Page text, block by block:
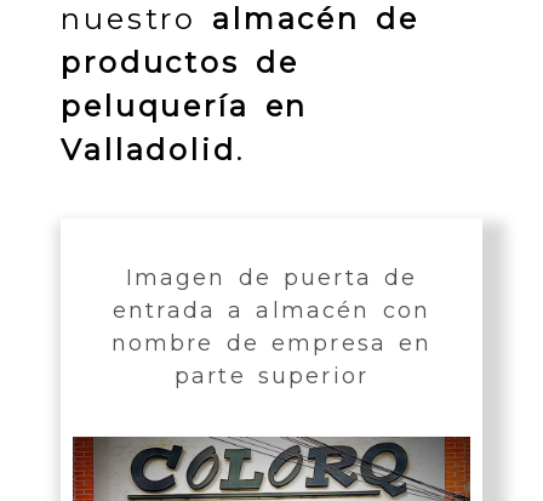
nuestro almacén de
productos de
peluquería en
Valladolid .
Imagen de puerta de
entrada a almacén con
nombre de empresa en
parte superior